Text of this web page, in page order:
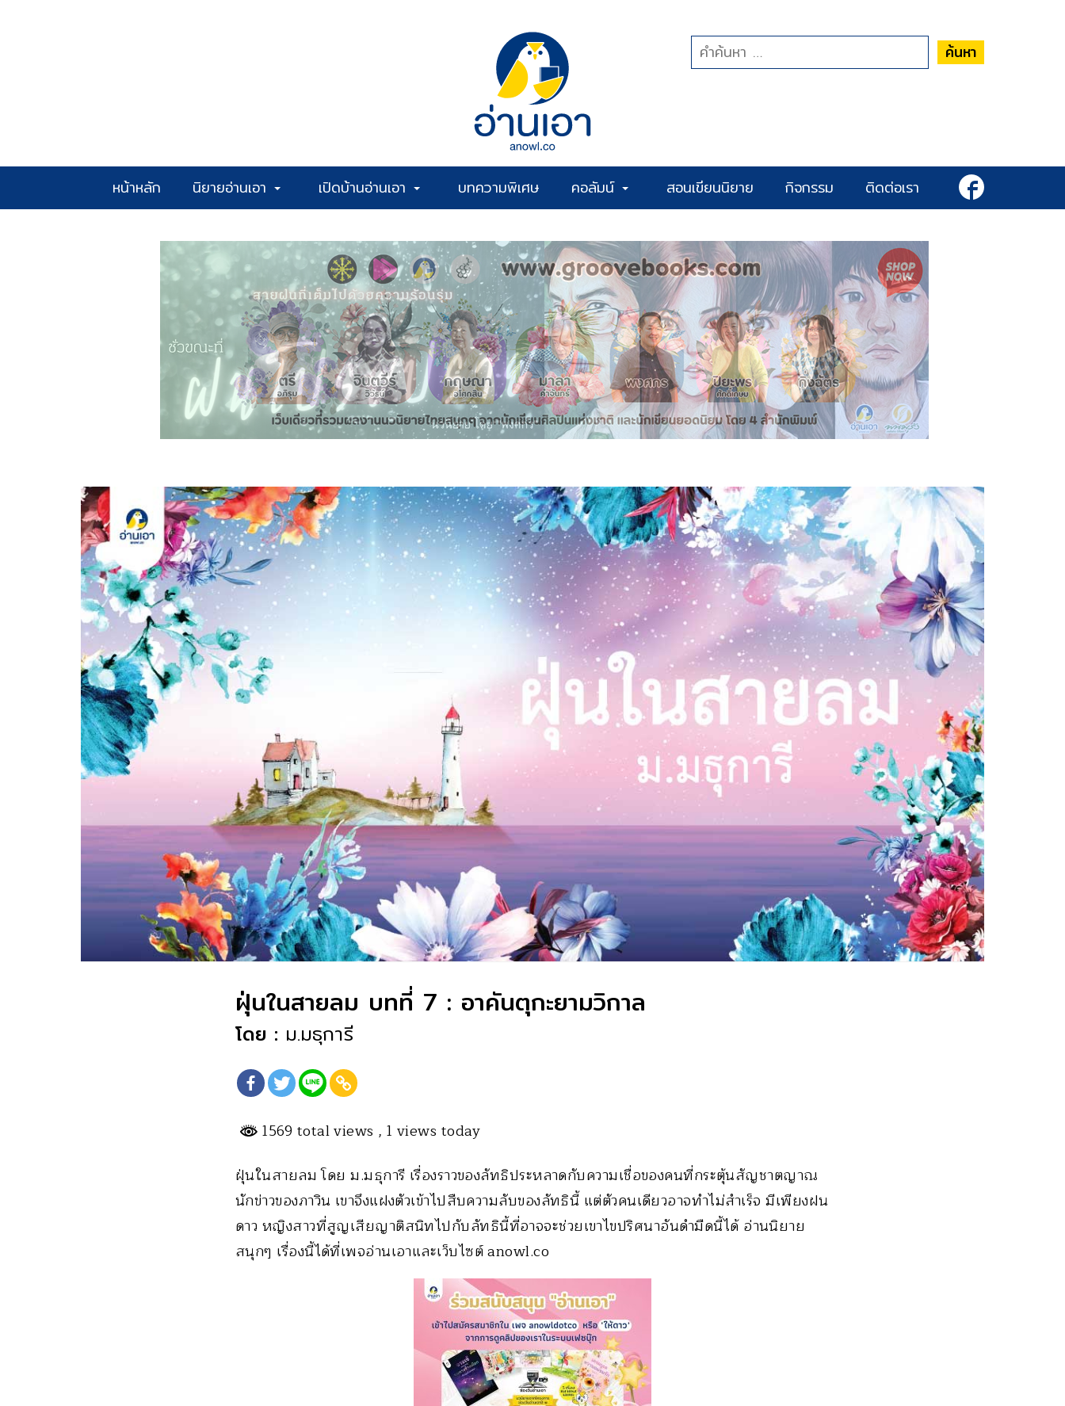
ค้นหา
หน้าหลัก นิยายอ่านเอา เปิดบ้านอ่านเอา บทความพิเศษ คอลัมน์ สอนเขียนนิยาย กิจกรรม ติดต่อเรา
ฝุ่นในสายลม บทที่ 7 : อาคันตุกะยามวิกาล
โดย : ม.มธุการี
1569 total views , 1 views today
ฝุ่นในสายลม โดย ม.มธุการี เรื่องราวของลัทธิประหลาดกับความเชื่อของคนที่กระตุ้นสัญชาตญาณ
นักข่าวของภาวิน เขาจึงแฝงตัวเข้าไปสืบความลับของลัทธินี้ แต่ตัวคนเดียวอาจทำไม่สำเร็จ มีเพียงฝน
ดาว หญิงสาวที่สูญเสียญาติสนิทไปกับลัทธินี้ที่อาจจะช่วยเขาไขปริศนาอันดำมืดนี้ได้ อ่านนิยาย
สนุกๆ เรื่องนี้ได้ที่เพจอ่านเอาและเว็บไซต์ anowl.co